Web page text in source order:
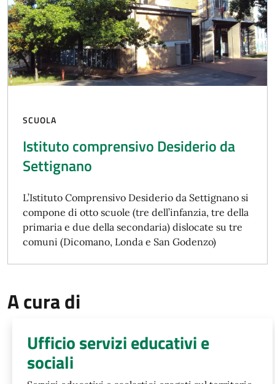
SCUOLA
Istituto comprensivo Desiderio da
Settignano
L’Istituto Comprensivo Desiderio da Settignano si
compone di otto scuole (tre dell’infanzia, tre della
primaria e due della secondaria) dislocate su tre
comuni (Dicomano, Londa e San Godenzo)
A cura di
Ufficio servizi educativi e
sociali